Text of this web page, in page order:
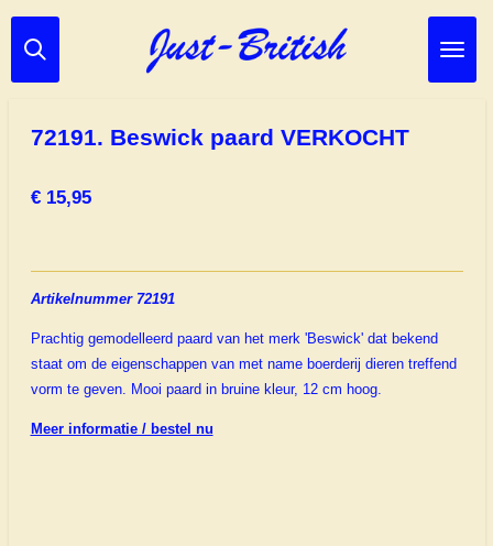
Ga
direct
72191. Beswick paard VERKOCHT
€ 15,95
Artikelnummer 72191
Prachtig gemodelleerd paard van het merk 'Beswick' dat bekend
staat om de eigenschappen van met name boerderij dieren treffend
vorm te geven. Mooi paard in bruine kleur, 12 cm hoog.
Meer informatie / bestel nu